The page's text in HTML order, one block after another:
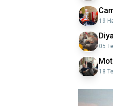
19
05
18